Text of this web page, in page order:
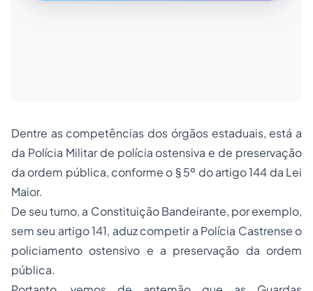
Dentre as competências dos órgãos estaduais, está a
da Polícia Militar de polícia ostensiva e de preservação
da ordem pública, conforme o § 5º do artigo 144 da Lei
Maior.
De seu turno, a Constituição Bandeirante, por exemplo,
sem seu artigo 141, aduz competir a Polícia Castrense o
policiamento ostensivo e a preservação da ordem
pública.